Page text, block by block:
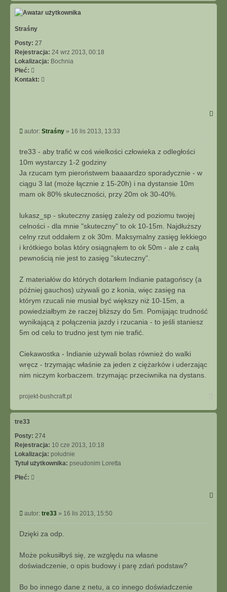
Straśny
Posty: 27
Rejestracja: 24 wrz 2013, 00:18
Lokalizacja: Bochnia
Płeć:
Kontakt:
Post
autor: Straśny » 16 lis 2013, 13:33
tre33 - aby trafić w coś wielkości człowieka z odległości
10m wystarczy 1-2 godziny
Ja rzucam tym pieroństwem baaaardzo sporadycznie - w
ciągu 3 lat (może łącznie z 15-20h) i na dystansie 10m
mam ok 80% skuteczności, przy 20m ok 30-40%.
lukasz_sp - skuteczny zasięg zależy od poziomu twojej
celności - dla mnie "skuteczny" to ok 10-15m. Najdłuższy
celny rzut oddałem z ok 30m. Maksymalny zasięg lekkiego
i krótkiego bolas który osiągnąłem to ok 50m - ale z całą
pewnością nie jest to zasięg "skuteczny".
Z materiałów do których dotarłem Indianie patagońscy (a
później gauchos) używali go z konia, więc zasięg na
którym rzucali nie musiał być większy niż 10-15m, a
powiedziałbym że raczej bliższy do 5m. Pomijając trudność
wynikającą z połączenia jazdy i rzucania - to jeśli staniesz
5m od celu to trudno jest tym nie trafić.
Ciekawostka - Indianie używali bolas również do walki
wręcz - trzymając właśnie za jeden z ciężarków i uderzając
nim niczym korbaczem. trzymając przeciwnika na dystans.
projekt-bushcraft.pl
górę
tre33
Posty: 274
Rejestracja: 10 cze 2013, 10:18
Lokalizacja: południe
Tytuł użytkownika: pseudonim Loretta
Płeć:
Post
autor: tre33 » 16 lis 2013, 15:50
Dzięki za odp.
Może pokusiłbyś się, ze względu na własne
doświadczenie, o opis budowy i parę zdań podstaw?
Bo bo innego dane z netu, a co innego doświadczenie